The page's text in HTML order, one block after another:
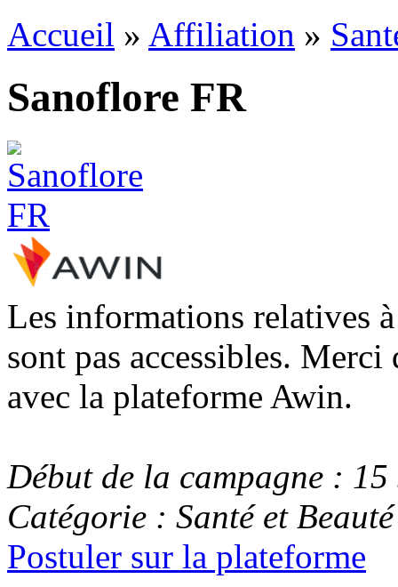
Accueil » Affiliation »
Sanoflore FR
Les informations relatives
sont pas accessibles.
avec la plateforme Awin.
Début de la campagne : 15
Catégorie : Santé et Beauté
Postuler sur la plateforme